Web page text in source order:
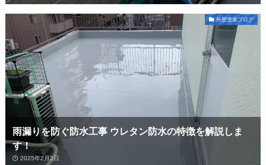
外壁塗装ブログ
雨漏りを防ぐ防水工事 ウレタン防水の特徴を解説しま
す！
2025年2月2日